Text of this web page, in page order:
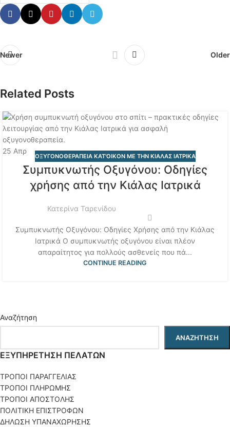
Newer Older
Related Posts
25 Απρ
ΟΞΥΓΟΝΟΘΕΡΑΠΕΙΑ ΚΑΤ'ΟΙΚΟΝ ΜΕ ΤΗΝ ΚΙΑΛΑΣ ΙΑΤΡΙΚΑ
Συμπυκνωτής Οξυγόνου: Οδηγίες
χρήσης από την Κιάλας Ιατρικά
Κατερίνα Ταρενίδου
Συμπυκνωτής Οξυγόνου: Οδηγίες Χρήσης από την Κιάλας
Ιατρικά Ο συμπυκνωτής οξυγόνου είναι πλέον
απαραίτητος για πολλούς ασθενείς που πά...
CONTINUE READING
Αναζήτηση
ΑΝΑΖΉΤΗΣΗ
ΕΞΥΠΗΡΕΤΗΣΗ ΠΕΛΑΤΩΝ
ΤΡΟΠΟΙ ΠΑΡΑΓΓΕΛΙΑΣ
ΤΡΟΠΟΙ ΠΛΗΡΩΜΗΣ
ΤΡΟΠΟΙ ΑΠΟΣΤΟΛΗΣ
ΠΟΛΙΤΙΚΗ ΕΠΙΣΤΡΟΦΩΝ
ΔΗΛΩΣΗ ΥΠΑΝΑΧΩΡΗΣΗΣ